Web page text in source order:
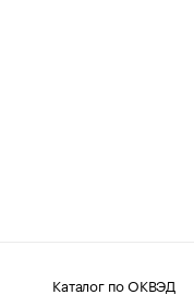
Каталог по ОКВЭД